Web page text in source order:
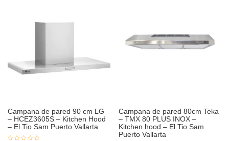
Campana de pared 90 cm LG
– HCEZ3605S – Kitchen Hood
– El Tio Sam Puerto Vallarta
Campana de pared 80cm Teka
– TMX 80 PLUS INOX –
Kitchen hood – El Tio Sam
Puerto Vallarta